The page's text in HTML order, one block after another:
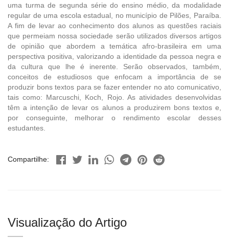
uma turma de segunda série do ensino médio, da modalidade
regular de uma escola estadual, no município de Pilões, Paraíba.
A fim de levar ao conhecimento dos alunos as questões raciais
que permeiam nossa sociedade serão utilizados diversos artigos
de opinião que abordem a temática afro-brasileira em uma
perspectiva positiva, valorizando a identidade da pessoa negra e
da cultura que lhe é inerente. Serão observados, também,
conceitos de estudiosos que enfocam a importância de se
produzir bons textos para se fazer entender no ato comunicativo,
tais como: Marcuschi, Koch, Rojo. As atividades desenvolvidas
têm a intenção de levar os alunos a produzirem bons textos e,
por conseguinte, melhorar o rendimento escolar desses
estudantes.
Compartilhe:
Visualização do Artigo